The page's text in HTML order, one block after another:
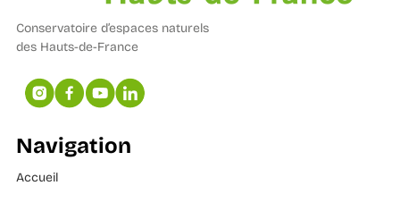
Conservatoire d’espaces naturels
des Hauts-de-France
Navigation
Accueil